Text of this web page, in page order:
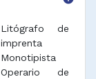
Litógrafo de
imprenta
Monotipista
Operario de